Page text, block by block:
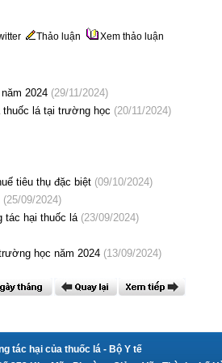
Thảo luận Xem thảo luận
2024 (29/11/2024)
thuốc lá tại trường học (20/11/2024)
tiêu thụ đặc biệt (09/10/2024)
(25/09/2024)
tác hại thuốc lá (23/09/2024)
học năm 2024 (13/09/2024)
tác hại của thuốc lá- Bộ Y tế